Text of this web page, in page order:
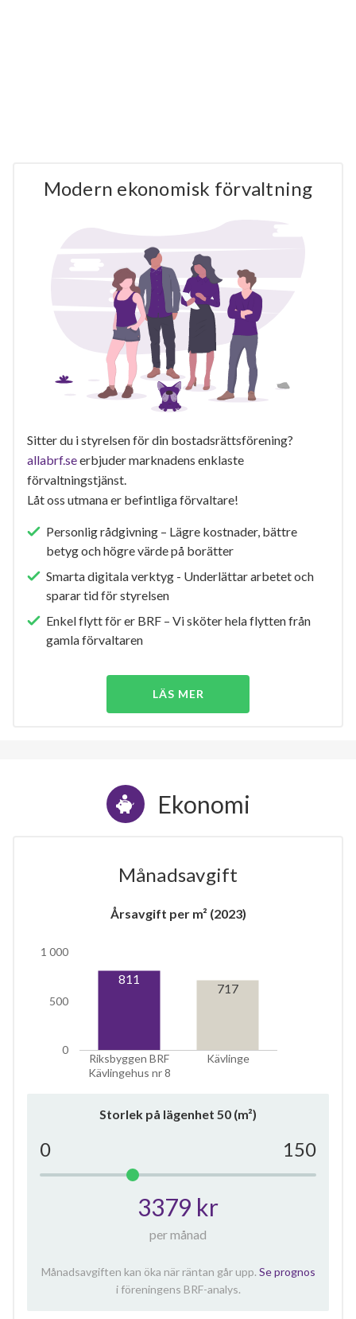
Modern ekonomisk förvaltning
Sitter du i styrelsen för din bostadsrättsförening?
allabrf.seerbjuder marknadens enklaste
förvaltningstjänst.
Låt oss utmana er befintliga förvaltare!
Personlig rådgivning – Lägre kostnader, bättre
betyg och högre värde på borätter
Smarta digitala verktyg - Underlättar arbetet och
sparar tid för styrelsen
Enkel flytt för er BRF – Vi sköter hela flytten från
gamla förvaltaren
LÄS MER
Ekonomi
Månadsavgift
Årsavgift per m² (2023)
Riksbyggen BRF
Kävlingehus nr 8
Kävlinge
0
500
1 000
811
717
Storlek på lägenhet 50 (m²)
0 150
3379 kr
per månad
Månadsavgiften kan öka när räntan går upp. Se prognos
i föreningens BRF-analys.